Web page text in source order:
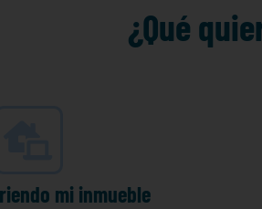
¿Qué
mi inmueble